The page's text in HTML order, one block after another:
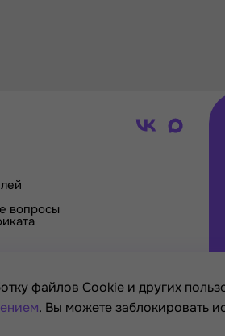
вопросы
файлов Cookie и других
. Вы можете заблокировать